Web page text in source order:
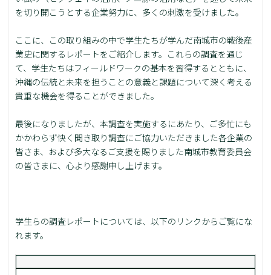
を切り開こうとする企業努力に、多くの刺激を受けました。
ここに、この取り組みの中で学生たちが学んだ南城市の戦後産
業史に関するレポートをご紹介します。これらの調査を通じ
て、学生たちはフィールドワークの基本を習得するとともに、
沖縄の伝統と未来を担うことの意義と課題について深く考える
貴重な機会を得ることができました。
最後になりましたが、本調査を実施するにあたり、ご多忙にも
かかわらず快く聞き取り調査にご協力いただきました各企業の
皆さま、および多大なるご支援を賜りました南城市教育委員会
の皆さまに、心より感謝申し上げます。
学生らの調査レポートについては、以下のリンクからご覧にな
れます。